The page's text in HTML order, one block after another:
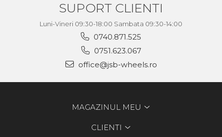
SUPORT CLIENTI
Luni-Vineri 09:30-18:00 Sambata 09:30-14:00
0740.871.525
0751.623.067
office@jsb-wheels.ro
MAGAZINUL MEU
CLIENTI